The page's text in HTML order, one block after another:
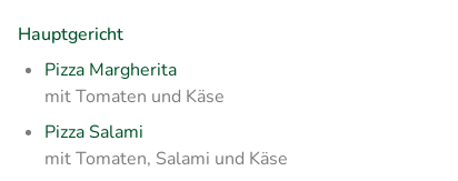
Hauptgericht
Pizza Margherita
mit Tomaten und Käse
Pizza Salami
mit Tomaten, Salami und Käse